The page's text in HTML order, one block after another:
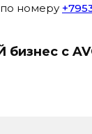
номеру
с